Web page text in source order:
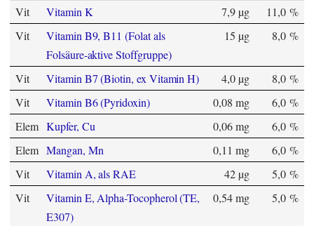
Vit
Vitamin K 7,9 µg
11,0 %
Vit
Vitamin B9, B11 (Folat als
Folsäure-aktive Stoffgruppe)
15 µg 8,0 %
Vit Vitamin B7 (Biotin, ex Vitamin H) 4,0 µg
8,0 %
Vit
Vitamin B6 (Pyridoxin) 0,08 mg
6,0 %
Elem Kupfer, Cu 0,06 mg
6,0 %
Elem Mangan, Mn 0,11 mg
6,0 %
Vit
Vitamin A, als RAE 42 µg
5,0 %
Vit
Vitamin E, Alpha-Tocopherol (TE,
E307)
0,54 mg 5,0 %